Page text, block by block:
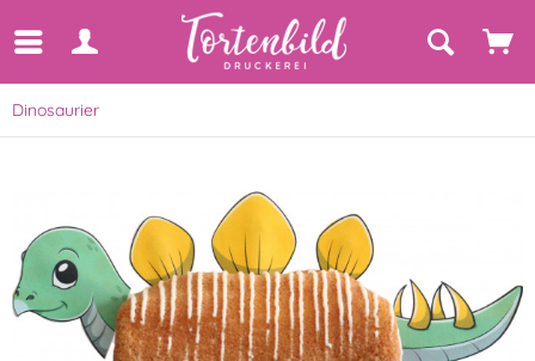
Dinosaurier